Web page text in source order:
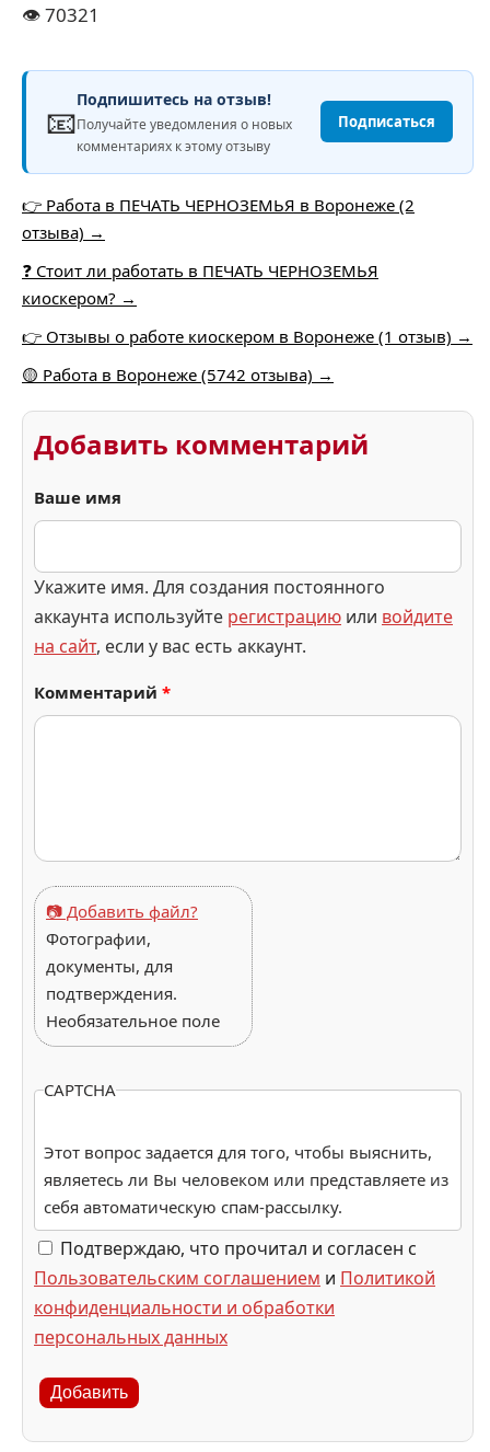
👁️70321
📧
Подпишитесь на отзыв!
Получайте уведомления о новых
комментариях к этому отзыву
Подписаться
👉 Работа в ПЕЧАТЬ ЧЕРНОЗЕМЬЯ в Воронеже (2
отзыва) →
❓ Стоит ли работать в ПЕЧАТЬ ЧЕРНОЗЕМЬЯ
киоскером? →
👉 Отзывы о работе киоскером в Воронеже (1 отзыв) →
🟡 Работа в Воронеже (5742 отзыва) →
Добавить комментарий
Ваше имя
Укажите имя. Для создания постоянного
аккаунта используйте регистрацию или войдите
на сайт, если у вас есть аккаунт.
Комментарий *
📷 Добавить файл?
Фотографии,
документы, для
подтверждения.
Необязательное поле
CAPTCHA
Этот вопрос задается для того, чтобы выяснить,
являетесь ли Вы человеком или представляете из
себя автоматическую спам-рассылку.
Подтверждаю, что прочитал и согласен с
Пользовательским соглашением и Политикой
конфиденциальности и обработки
персональных данных
Добавить